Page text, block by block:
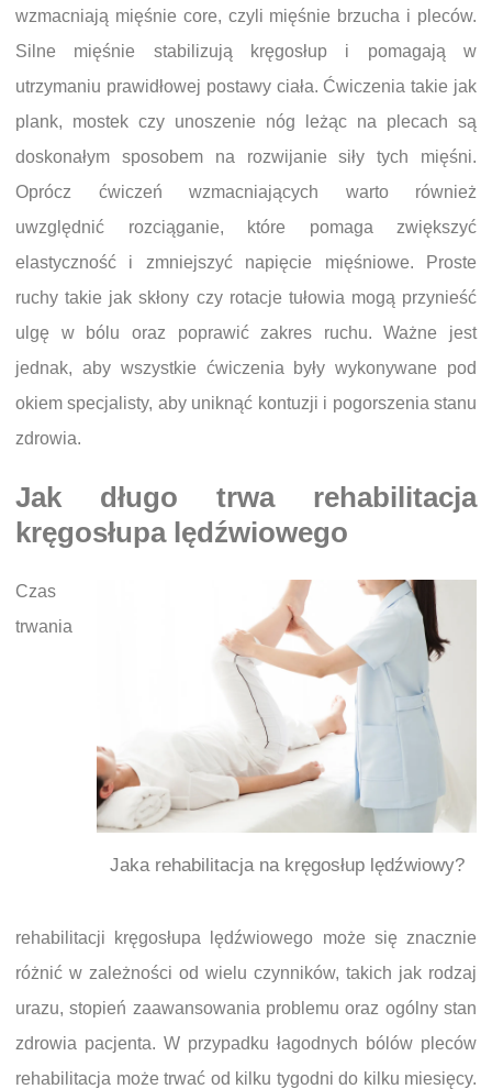
wzmacniają mięśnie core, czyli mięśnie brzucha i pleców.
Silne mięśnie stabilizują kręgosłup i pomagają w
utrzymaniu prawidłowej postawy ciała. Ćwiczenia takie jak
plank, mostek czy unoszenie nóg leżąc na plecach są
doskonałym sposobem na rozwijanie siły tych mięśni.
Oprócz ćwiczeń wzmacniających warto również
uwzględnić rozciąganie, które pomaga zwiększyć
elastyczność i zmniejszyć napięcie mięśniowe. Proste
ruchy takie jak skłony czy rotacje tułowia mogą przynieść
ulgę w bólu oraz poprawić zakres ruchu. Ważne jest
jednak, aby wszystkie ćwiczenia były wykonywane pod
okiem specjalisty, aby uniknąć kontuzji i pogorszenia stanu
zdrowia.
Jak długo trwa rehabilitacja
kręgosłupa lędźwiowego
Jaka rehabilitacja na kręgosłup lędźwiowy?
Czas
trwania
rehabilitacji kręgosłupa lędźwiowego może się znacznie
różnić w zależności od wielu czynników, takich jak rodzaj
urazu, stopień zaawansowania problemu oraz ogólny stan
zdrowia pacjenta. W przypadku łagodnych bólów pleców
rehabilitacja może trwać od kilku tygodni do kilku miesięcy.